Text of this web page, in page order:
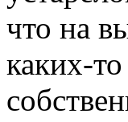
что на
каких-